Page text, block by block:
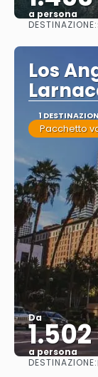
a persona
DESTINAZIONE:
Los
1
Pacchetto
Da
a persona
DESTINAZIONE: